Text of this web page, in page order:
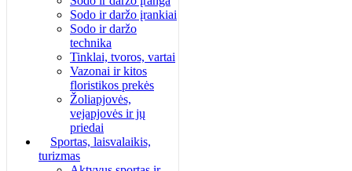
Sodo ir daržo įrankiai
Sodo ir daržo
technika
Tinklai, tvoros, vartai
Vazonai ir kitos
floristikos prekės
Žoliapjovės,
vejapjovės ir jų
priedai
Sportas, laisvalaikis,
turizmas